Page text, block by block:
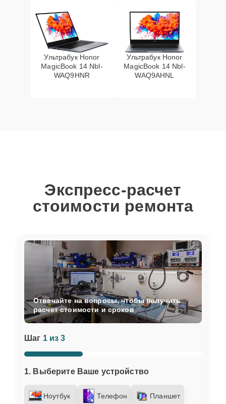
Ультрабук Honor
MagicBook 14 Nbl-
WAQ9HNR
Ультрабук Honor
MagicBook 14 Nbl-
WAQ9AHNL
Экспресс-расчет
стоимости ремонта
Шаг 1 из 3
1. Выберите Ваше устройство
Ноутбук Телефон Планшет
Отвечайте на вопросы, чтобы получить
расчет стоимости и сроков